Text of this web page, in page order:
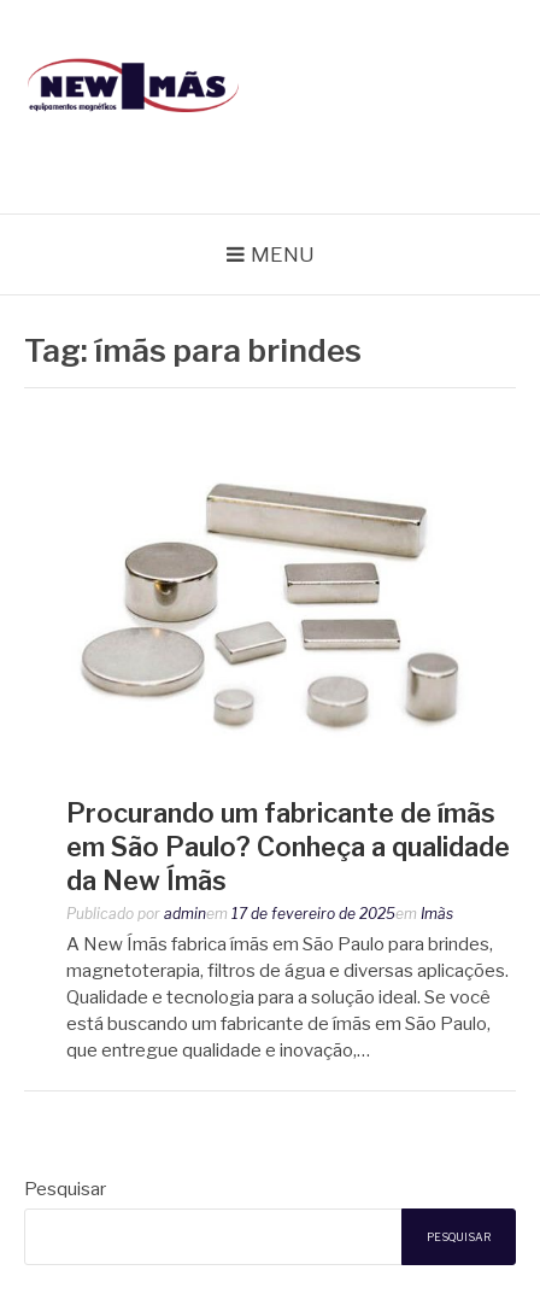
conteúdo
MENU
Tag:ímãs para brindes
Procurando um fabricante de ímãs
em São Paulo? Conheça a qualidade
da New Ímãs
Publicado por adminem 17 de fevereiro de 2025em Imãs
A New Ímãs fabrica ímãs em São Paulo para brindes,
magnetoterapia, filtros de água e diversas aplicações.
Qualidade e tecnologia para a solução ideal. Se você
está buscando um fabricante de ímãs em São Paulo,
que entregue qualidade e inovação,…
Pesquisar
PESQUISAR